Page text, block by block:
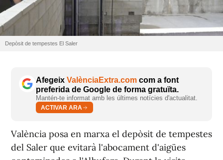
Depòsit de tempestes El Saler
Afegeix ValènciaExtra.com com a font
preferida de Google de forma gratuïta.
Mantén-te informat amb les últimes notícies d'actualitat.
ACTIVAR ARA
València posa en marxa el depòsit de tempestes
del Saler que evitarà l'abocament d'aigües